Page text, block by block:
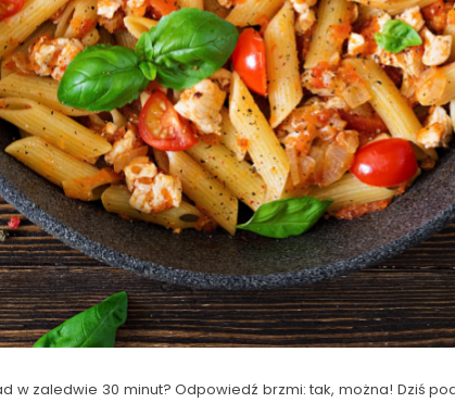
w zaledwie 30 minut? Odpowiedź brzmi: tak, można! Dziś